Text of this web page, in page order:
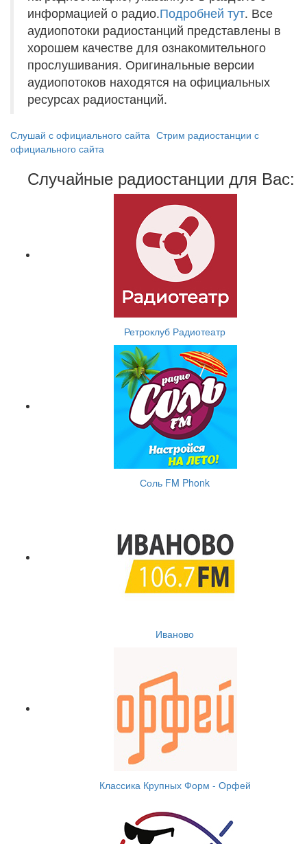
информацией о радио.Подробней тут. Все
аудиопотоки радиостанций представлены в
хорошем качестве для ознакомительного
прослушивания. Оригинальные версии
аудиопотоков находятся на официальных
ресурсах радиостанций.
Слушай с официального сайта Стрим радиостанции с
официального сайта
Случайные радиостанции для Вас:
Ретроклуб Радиотеатр
Соль FM Phonk
Иваново
Классика Крупных Форм - Орфей